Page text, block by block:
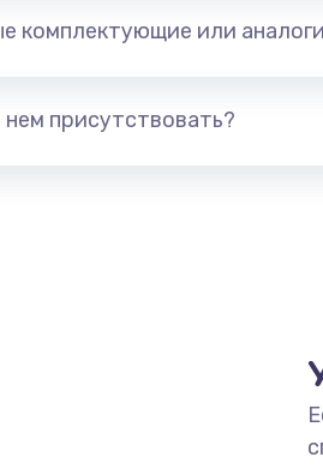
комплектующие или
присутствовать?